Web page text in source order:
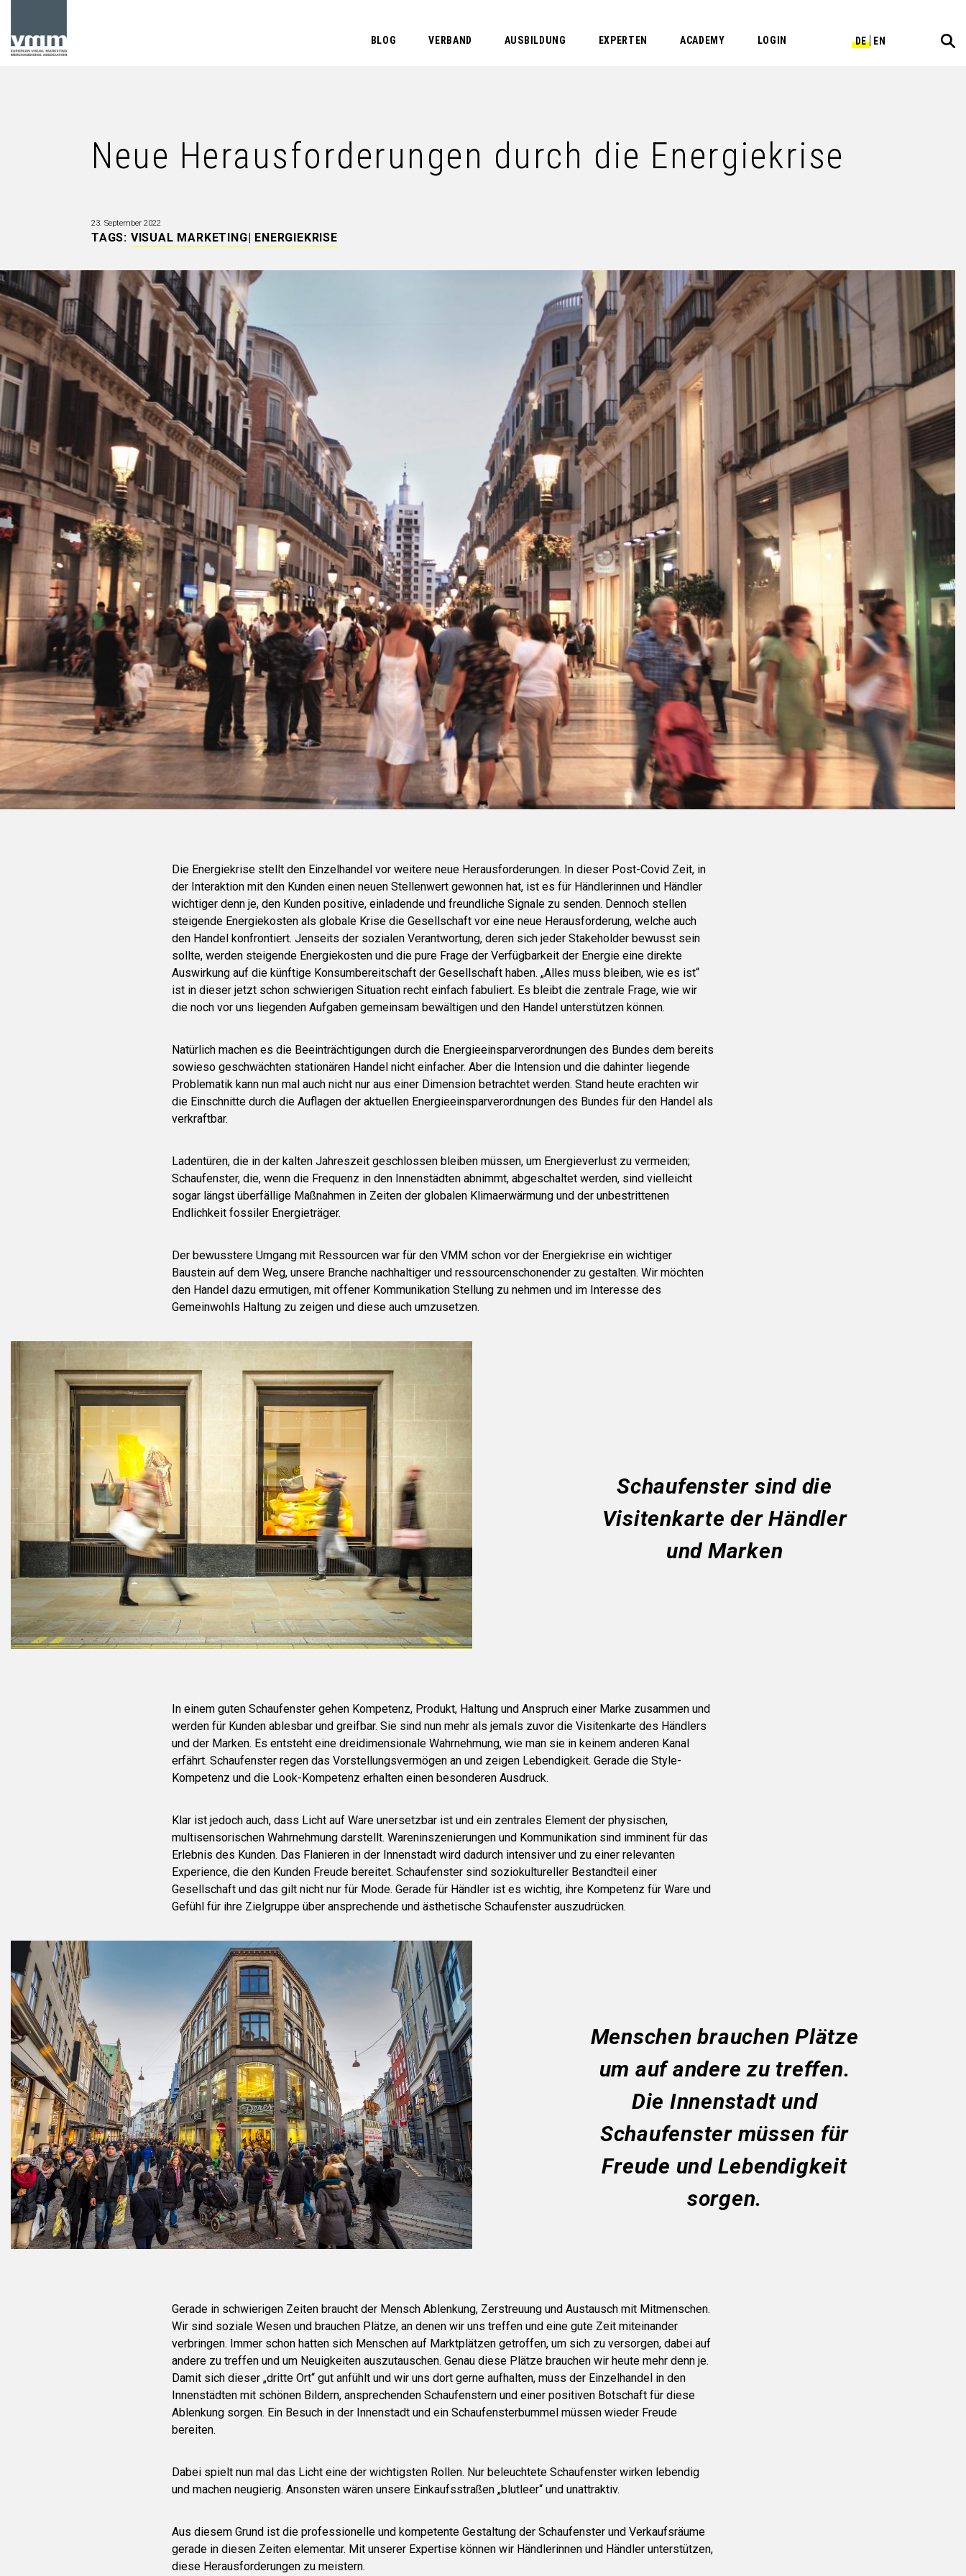
BLOG VERBAND AUSBILDUNG EXPERTEN ACADEMY LOGIN DE EN
Neue Herausforderungen durch die Energiekrise
23. September 2022
TAGS: VISUAL MARKETING| ENERGIEKRISE
Die Energiekrise stellt den Einzelhandel vor weitere neue Herausforderungen. In dieser Post-Covid Zeit, in
der Interaktion mit den Kunden einen neuen Stellenwert gewonnen hat, ist es für Händlerinnen und Händler
wichtiger denn je, den Kunden positive, einladende und freundliche Signale zu senden. Dennoch stellen
steigende Energiekosten als globale Krise die Gesellschaft vor eine neue Herausforderung, welche auch
den Handel konfrontiert. Jenseits der sozialen Verantwortung, deren sich jeder Stakeholder bewusst sein
sollte, werden steigende Energiekosten und die pure Frage der Verfügbarkeit der Energie eine direkte
Auswirkung auf die künftige Konsumbereitschaft der Gesellschaft haben. „Alles muss bleiben, wie es ist“
ist in dieser jetzt schon schwierigen Situation recht einfach fabuliert. Es bleibt die zentrale Frage, wie wir
die noch vor uns liegenden Aufgaben gemeinsam bewältigen und den Handel unterstützen können.
Natürlich machen es die Beeinträchtigungen durch die Energieeinsparverordnungen des Bundes dem bereits
sowieso geschwächten stationären Handel nicht einfacher. Aber die Intension und die dahinter liegende
Problematik kann nun mal auch nicht nur aus einer Dimension betrachtet werden. Stand heute erachten wir
die Einschnitte durch die Auflagen der aktuellen Energieeinsparverordnungen des Bundes für den Handel als
verkraftbar.
Ladentüren, die in der kalten Jahreszeit geschlossen bleiben müssen, um Energieverlust zu vermeiden;
Schaufenster, die, wenn die Frequenz in den Innenstädten abnimmt, abgeschaltet werden, sind vielleicht
sogar längst überfällige Maßnahmen in Zeiten der globalen Klimaerwärmung und der unbestrittenen
Endlichkeit fossiler Energieträger.
Der bewusstere Umgang mit Ressourcen war für den VMM schon vor der Energiekrise ein wichtiger
Baustein auf dem Weg, unsere Branche nachhaltiger und ressourcenschonender zu gestalten. Wir möchten
den Handel dazu ermutigen, mit offener Kommunikation Stellung zu nehmen und im Interesse des
Gemeinwohls Haltung zu zeigen und diese auch umzusetzen.
Schaufenster sind die
Visitenkarte der Händler
und Marken
In einem guten Schaufenster gehen Kompetenz, Produkt, Haltung und Anspruch einer Marke zusammen und
werden für Kunden ablesbar und greifbar. Sie sind nun mehr als jemals zuvor die Visitenkarte des Händlers
und der Marken. Es entsteht eine dreidimensionale Wahrnehmung, wie man sie in keinem anderen Kanal
erfährt. Schaufenster regen das Vorstellungsvermögen an und zeigen Lebendigkeit. Gerade die Style-
Kompetenz und die Look-Kompetenz erhalten einen besonderen Ausdruck.
Klar ist jedoch auch, dass Licht auf Ware unersetzbar ist und ein zentrales Element der physischen,
multisensorischen Wahrnehmung darstellt. Wareninszenierungen und Kommunikation sind imminent für das
Erlebnis des Kunden. Das Flanieren in der Innenstadt wird dadurch intensiver und zu einer relevanten
Experience, die den Kunden Freude bereitet. Schaufenster sind soziokultureller Bestandteil einer
Gesellschaft und das gilt nicht nur für Mode. Gerade für Händler ist es wichtig, ihre Kompetenz für Ware und
Gefühl für ihre Zielgruppe über ansprechende und ästhetische Schaufenster auszudrücken.
Menschen brauchen Plätze
um auf andere zu treffen.
Die Innenstadt und
Schaufenster müssen für
Freude und Lebendigkeit
sorgen.
Gerade in schwierigen Zeiten braucht der Mensch Ablenkung, Zerstreuung und Austausch mit Mitmenschen.
Wir sind soziale Wesen und brauchen Plätze, an denen wir uns treffen und eine gute Zeit miteinander
verbringen. Immer schon hatten sich Menschen auf Marktplätzen getroffen, um sich zu versorgen, dabei auf
andere zu treffen und um Neuigkeiten auszutauschen. Genau diese Plätze brauchen wir heute mehr denn je.
Damit sich dieser „dritte Ort“ gut anfühlt und wir uns dort gerne aufhalten, muss der Einzelhandel in den
Innenstädten mit schönen Bildern, ansprechenden Schaufenstern und einer positiven Botschaft für diese
Ablenkung sorgen. Ein Besuch in der Innenstadt und ein Schaufensterbummel müssen wieder Freude
bereiten.
Dabei spielt nun mal das Licht eine der wichtigsten Rollen. Nur beleuchtete Schaufenster wirken lebendig
und machen neugierig. Ansonsten wären unsere Einkaufsstraßen „blutleer“ und unattraktiv.
Aus diesem Grund ist die professionelle und kompetente Gestaltung der Schaufenster und Verkaufsräume
gerade in diesen Zeiten elementar. Mit unserer Expertise können wir Händlerinnen und Händler unterstützen,
diese Herausforderungen zu meistern.